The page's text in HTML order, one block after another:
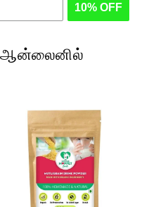
10% OFF
ஆன்லைனில்